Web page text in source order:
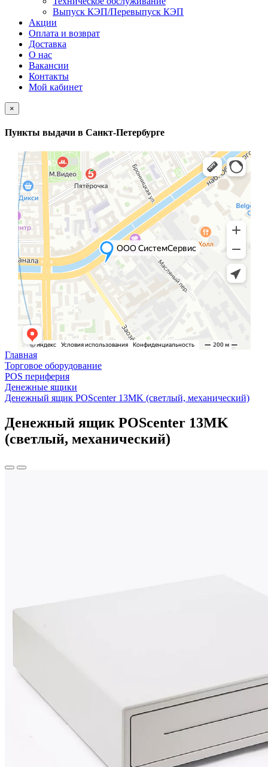
Выпуск КЭП/Перевыпуск КЭП
Акции
Оплата и возврат
Доставка
О нас
Вакансии
Контакты
Мой кабинет
×
Пункты выдачи в Санкт-Петербурге
Главная
Торговое оборудование
POS периферия
Денежные ящики
Денежный ящик POScenter 13MK (светлый, механический)
Денежный ящик POScenter 13MK
(светлый, механический)